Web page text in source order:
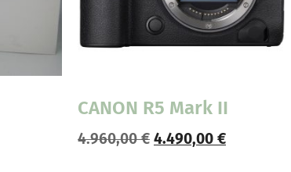
CANON R5 Mark II
4.960,00€ 4.490,00 €